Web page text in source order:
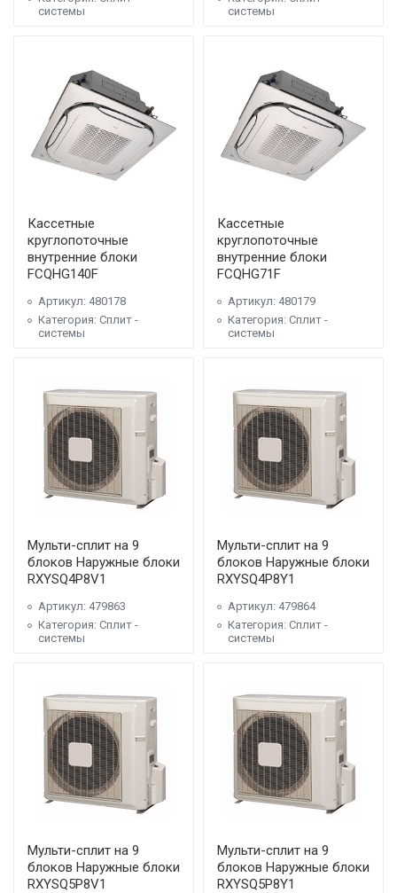
системы
системы
Кассетные
круглопоточные
внутренние блоки
FCQHG140F
Артикул: 480178
Категория: Сплит -
системы
Кассетные
круглопоточные
внутренние блоки
FCQHG71F
Артикул: 480179
Категория: Сплит -
системы
Мульти-сплит на 9
блоков Наружные блоки
RXYSQ4P8V1
Артикул: 479863
Категория: Сплит -
системы
Мульти-сплит на 9
блоков Наружные блоки
RXYSQ4P8Y1
Артикул: 479864
Категория: Сплит -
системы
Мульти-сплит на 9
блоков Наружные блоки
RXYSQ5P8V1
Мульти-сплит на 9
блоков Наружные блоки
RXYSQ5P8Y1